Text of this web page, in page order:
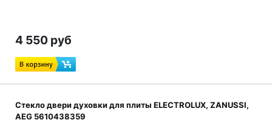
4 550 руб
Стекло двери духовки для плиты ELECTROLUX, ZANUSSI,
AEG 5610438359